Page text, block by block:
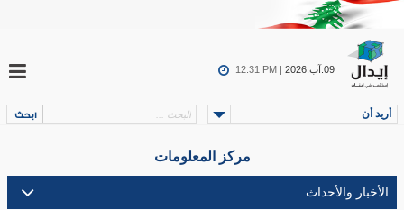
09.آب.2026 12:31 PM |
أريد أن
مركز المعلومات